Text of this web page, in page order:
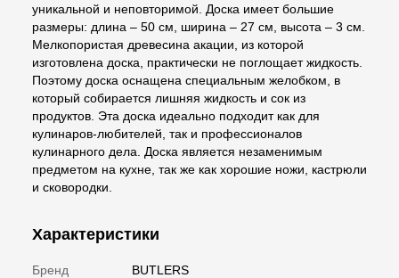
уникальной и неповторимой. Доска имеет большие
размеры: длина – 50 см, ширина – 27 см, высота – 3 см.
Мелкопористая древесина акации, из которой
изготовлена доска, практически не поглощает жидкость.
Поэтому доска оснащена специальным желобком, в
который собирается лишняя жидкость и сок из
продуктов. Эта доска идеально подходит как для
кулинаров-любителей, так и профессионалов
кулинарного дела. Доска является незаменимым
предметом на кухне, так же как хорошие ножи, кастрюли
и сковородки.
Характеристики
Бренд
BUTLERS